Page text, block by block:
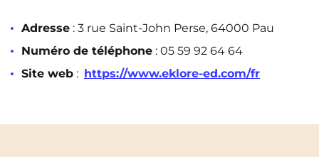
Saint-Ouen NEW! Strasbourg
Toulouse NEW! Tours
Adresse : 3 rue Saint-John Perse, 64000 Pau
Numéro de téléphone : 05 59 92 64 64
Site web : https://www.eklore-ed.com/fr